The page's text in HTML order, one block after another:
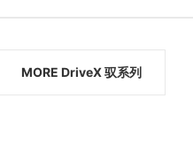
MORE DriveX 驭系列